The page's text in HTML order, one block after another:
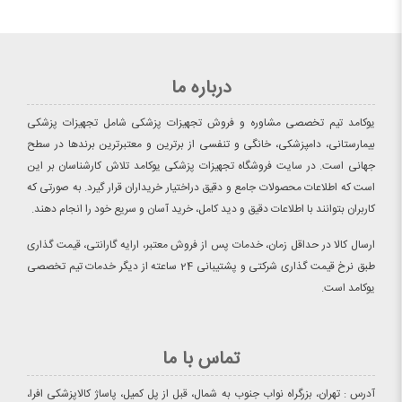
درباره ما
یوکامد تیم تخصصی مشاوره و فروش تجهیزات پزشکی شامل تجهیزات پزشکی
بیمارستانی، دامپزشکی، خانگی و تنفسی از برترین و معتبرترین برندها در سطح
جهانی است. در سایت فروشگاه تجهیزات پزشکی یوکامد تلاش کارشناسان بر این
است که اطلاعات محصولات جامع و دقیق دراختیار خریداران قرار گیرد. به صورتی که
کاربران بتوانند با اطلاعات دقیق و دید کامل، خرید آسان و سریع خود را انجام دهند.
ارسال کالا در حداقل زمان، خدمات پس از فروش معتبر، ارایه گارانتی، قیمت گذاری
طبق نرخ قیمت گذاری شرکتی و پشتیبانی 24 ساعته از دیگر خدمات تیم تخصصی
یوکامد است.
تماس با ما
آدرس : تهران، بزرگراه نواب جنوب به شمال، قبل از پل کمیل، پاساژ کالاپزشکی افرا،